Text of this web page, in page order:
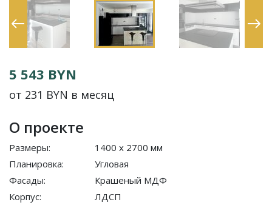
5 543 BYN
от 231 BYN в месяц
О проекте
Размеры:
Планировка:
Фасады:
Корпус:
1400 x 2700 мм
Угловая
Крашеный МДФ
ЛДСП